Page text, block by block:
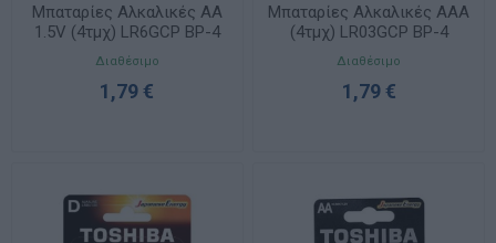
Μπαταρίες Αλκαλικές AA
1.5V (4τμχ) LR6GCP BP-4
Διαθέσιμο
1,79 €
Μπαταρίες Αλκαλικές AAA
(4τμχ) LR03GCP BP-4
Διαθέσιμο
1,79 €